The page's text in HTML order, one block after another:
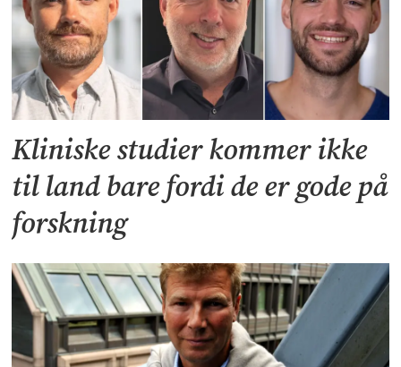
Kliniske studier kommer ikke
til land bare fordi de er gode på
forskning